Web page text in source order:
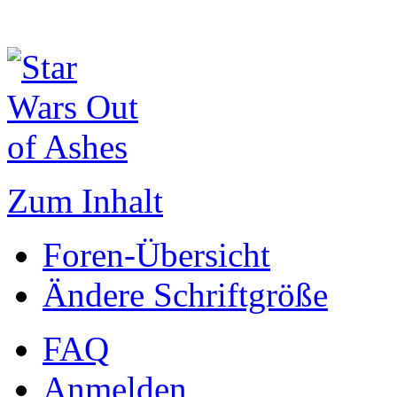
Zum Inhalt
Foren-Übersicht
Ändere Schriftgröße
FAQ
Anmelden